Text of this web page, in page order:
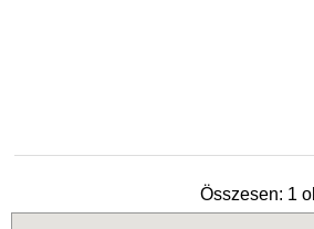
Összesen: 1